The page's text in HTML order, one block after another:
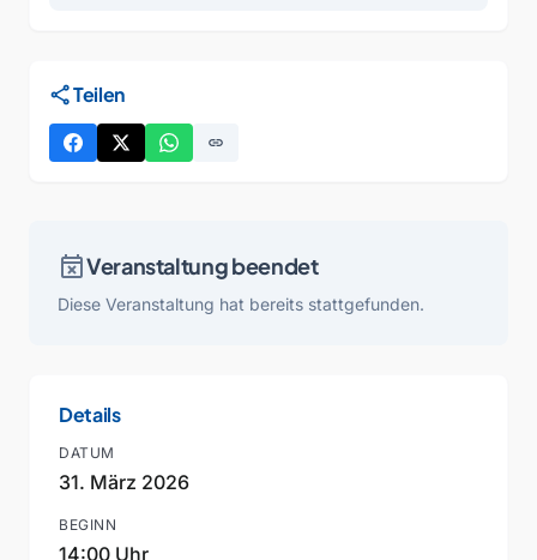
shareTeilen
link
event_busyVeranstaltung beendet
Diese Veranstaltung hat bereits stattgefunden.
Details
DATUM
31. März 2026
BEGINN
14:00 Uhr